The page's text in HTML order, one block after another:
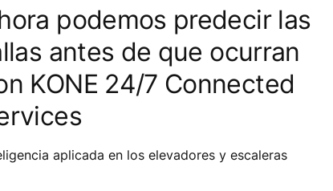
podemos predecir las
antes de que ocurran
KONE 24/7 Connected
aplicada en los elevadores y escaleras